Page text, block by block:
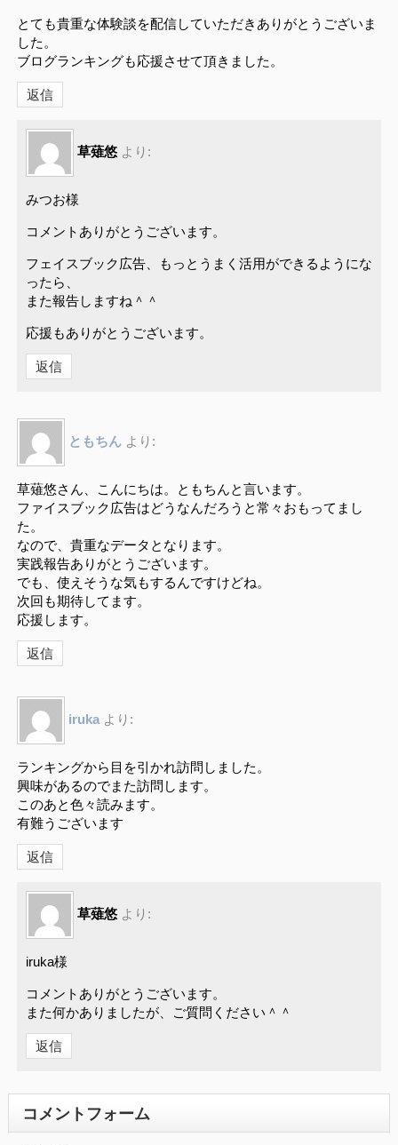
とても貴重な体験談を配信していただきありがとうございま
した。
ブログランキングも応援させて頂きました。
返信
草薙悠 より:
みつお様
コメントありがとうございます。
フェイスブック広告、もっとうまく活用ができるようにな
ったら、
また報告しますね＾＾
応援もありがとうございます。
返信
ともちん より:
草薙悠さん、こんにちは。ともちんと言います。
ファイスブック広告はどうなんだろうと常々おもってまし
た。
なので、貴重なデータとなります。
実践報告ありがとうございます。
でも、使えそうな気もするんですけどね。
次回も期待してます。
応援します。
返信
iruka より:
ランキングから目を引かれ訪問しました。
興味があるのでまた訪問します。
このあと色々読みます。
有難うございます
返信
草薙悠 より:
iruka様
コメントありがとうございます。
また何かありましたが、ご質問ください＾＾
返信
コメントフォーム